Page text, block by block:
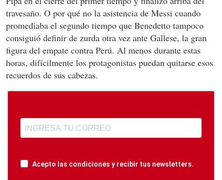
travesaño. O por qué no la asistencia de Messi cuando
promediaba el segundo tiempo que Benedetto tampoco
consiguió definir de zurda otra vez ante Gallese, la gran
figura del empate contra Perú. Al menos durante estas
horas, difícilmente los protagonistas puedan quitarse esos
recuerdos de sus cabezas.
Acepto las condiciones y recibir tus newsletters.